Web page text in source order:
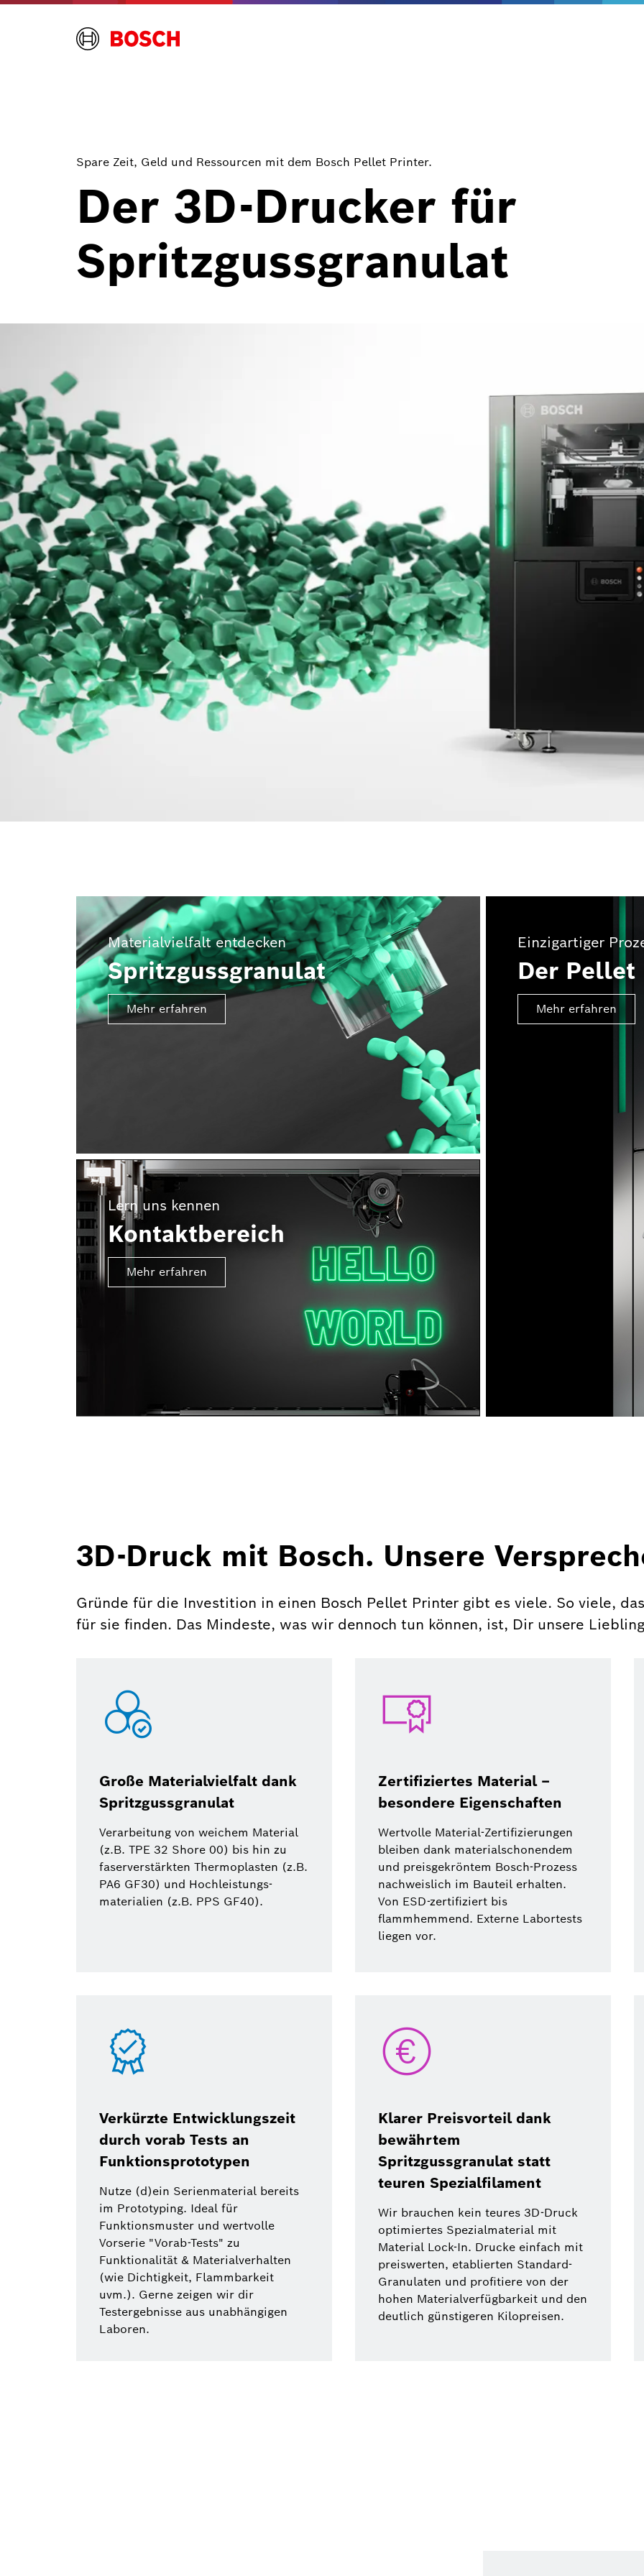
Spare Zeit, Geld und Ressourcen mit dem Bosch Pellet Printer.
Der 3D-Drucker für
Spritzgussgranulat
Materialvielfalt entdecken
Spritzgussgranulat
Mehr erfahren
Lern uns kennen
Kontaktbereich
Mehr erfahren
Einzigartiger
Der Pellet
Mehr erfahren
3D-Druck mit Bosch. Unsere
Gründe für die Investition in einen Bosch Pellet Printer gibt es viele. So viele,
für sie finden. Das Mindeste, was wir dennoch tun können, ist, Dir unsere
Große Materialvielfalt dank
Spritzgussgranulat
Verarbeitung von weichem Material
(z.B. TPE 32 Shore 00) bis hin zu
faserverstärkten Thermoplasten (z.B.
PA6 GF30) und Hochleistungs-
materialien (z.B. PPS GF40).
Zertifiziertes Material –
besondere Eigenschaften
Wertvolle Material-Zertifizierungen
bleiben dank materialschonendem
und preisgekröntem Bosch-Prozess
nachweislich im Bauteil erhalten.
Von ESD-zertifiziert bis
flammhemmend. Externe Labortests
liegen vor.
Verkürzte Entwicklungszeit
durch vorab Tests an
Funktionsprototypen
Nutze (d)ein Serienmaterial bereits
im Prototyping. Ideal für
Funktionsmuster und wertvolle
Vorserie "Vorab-Tests" zu
Funktionalität & Materialverhalten
(wie Dichtigkeit, Flammbarkeit
uvm.). Gerne zeigen wir dir
Testergebnisse aus unabhängigen
Laboren.
Klarer Preisvorteil dank
bewährtem
Spritzgussgranulat statt
teuren Spezialfilament
Wir brauchen kein teures 3D-Druck
optimiertes Spezialmaterial mit
Material Lock-In. Drucke einfach mit
preiswerten, etablierten Standard-
Granulaten und profitiere von der
hohen Materialverfügbarkeit und den
deutlich günstigeren Kilopreisen.